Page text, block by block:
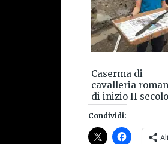
Caserma di
cavalleria
di inizio II secolo
presso il Vallo di
Adriano
i suoi tesor...
Condividi: